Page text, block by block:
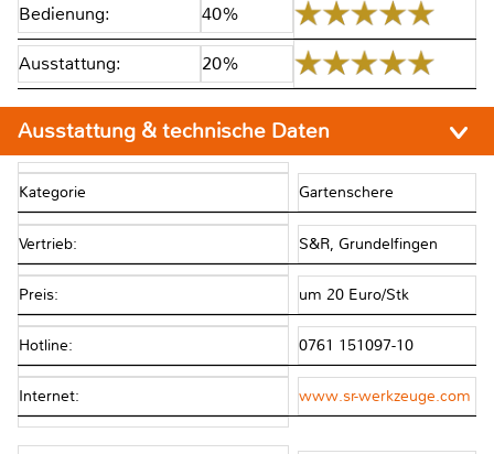
Bedienung: 40%
Ausstattung: 20%
Ausstattung & technische Daten
Kategorie Gartenschere
Vertrieb: S&R, Grundelfingen
Preis: um 20 Euro/Stk
Hotline: 0761 151097-10
Internet: www.sr-werkzeuge.com